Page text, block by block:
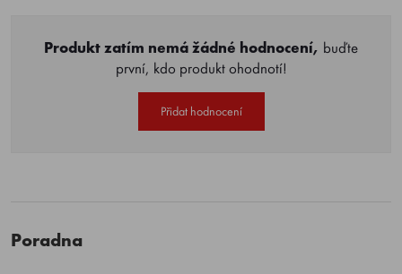
Produkt zatím nemá žádné hodnocení, buďte
první, kdo produkt ohodnotí!
Přidat hodnocení
Poradna